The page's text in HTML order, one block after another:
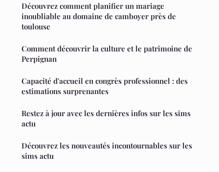
Découvrez comment planifier un mariage
inoubliable au domaine de camboyer près de
toulouse
Comment découvrir la culture et le patrimoine de
Perpignan
Capacité d'accueil en congrès professionnel : des
estimations surprenantes
Restez à jour avec les dernières infos sur les sims
actu
Découvrez les nouveautés incontournables sur les
sims actu